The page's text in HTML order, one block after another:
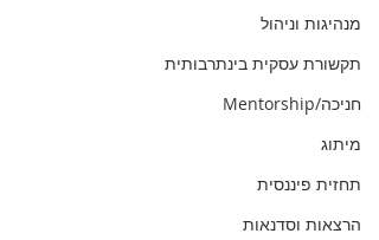
מנהיגות וניהול
תקשורת עסקית בינתרבותית
חניכה/Mentorship
מיתוג
תחזית פיננסית
הרצאות וסדנאות